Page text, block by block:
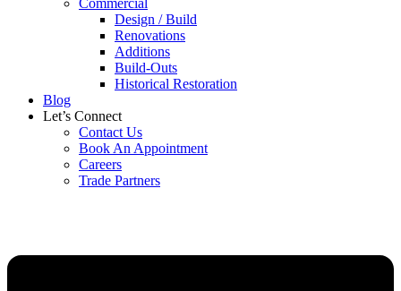
Commercial
Design / Build
Renovations
Additions
Build-Outs
Historical Restoration
Blog
Let’s Connect
Contact Us
Book An Appointment
Careers
Trade Partners